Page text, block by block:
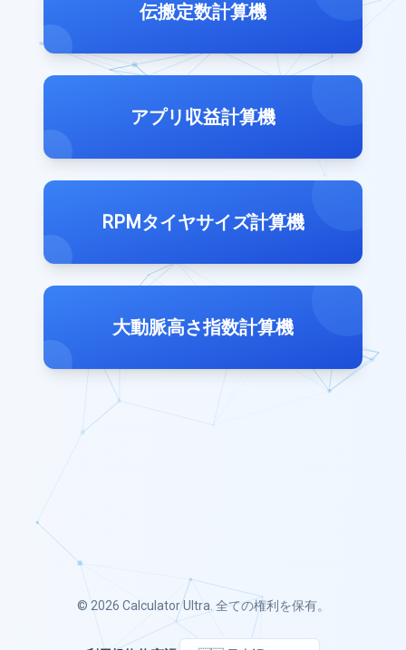
伝搬定数計算機
アプリ収益計算機
RPMタイヤサイズ計算機
大動脈高さ指数計算機
© 2026 Calculator Ultra . 全ての権利を保有。